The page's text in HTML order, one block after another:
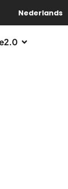
Nederlands